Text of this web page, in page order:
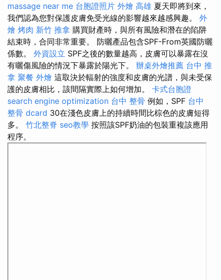
massage near me 台胞證照片 外燴 高雄 夏天即將到來，
我們認為您對保護皮膚免受光線的影響越來越感興趣。 外
燴 烤肉 新竹 推拿 購買財產時，與所有風險和潛在的陷阱
結束時，合同非常重要。 防曬產品包含SPF-From英國防曬
係數。 外資設立 SPF之後的數量越高，皮膚可以暴露在沒
有曬傷風險的情況下暴露於陽光下。 辦桌外燴推薦 台中 推
拿 聚餐 外燴 這取決於輻射的強度和皮膚的光譜，與未受保
護的皮膚相比，該間隔實際上如何增加。 卡式台胞證
search engine optimization 台中 整骨 例如，SPF 台中
整骨 dcard 30在淺色皮膚上的持續時間比棕色的皮膚短得
多。 竹北整脊 seo教學 按照該SPF奶油的包裝重複該應用
程序。